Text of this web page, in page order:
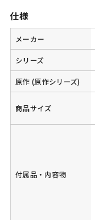
仕様
メーカー
シリーズ
原作 (原作シリーズ)
商品サイズ
付属品・内容物